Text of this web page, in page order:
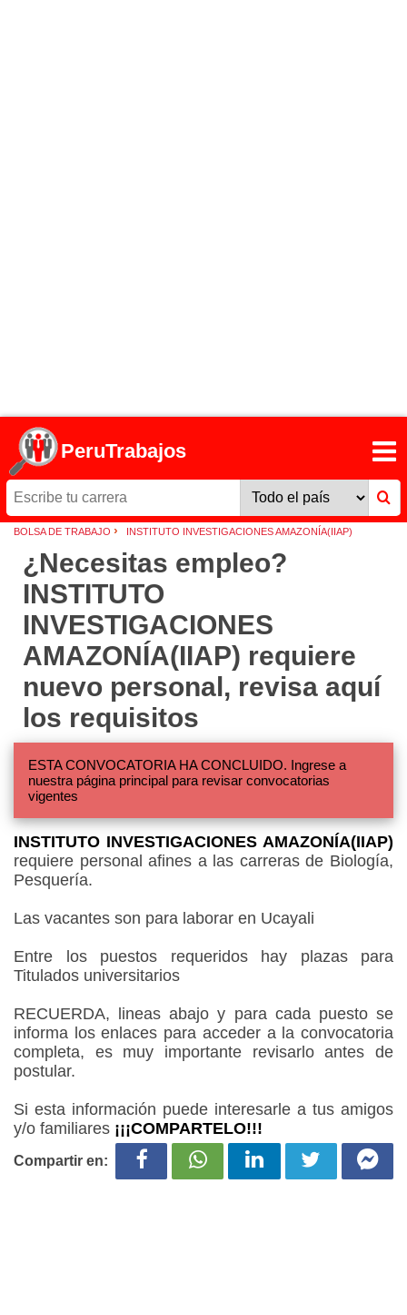
PeruTrabajos
BOLSA DE TRABAJO › INSTITUTO INVESTIGACIONES AMAZONÍA(IIAP)
¿Necesitas empleo?
INSTITUTO
INVESTIGACIONES
AMAZONÍA(IIAP) requiere
nuevo personal, revisa aquí
los requisitos
ESTA CONVOCATORIA HA CONCLUIDO. Ingrese a
nuestra página principal para revisar convocatorias
vigentes
INSTITUTO INVESTIGACIONES AMAZONÍA(IIAP)
requiere personal afines a las carreras de Biología,
Pesquería.
Las vacantes son para laborar en Ucayali
Entre los puestos requeridos hay plazas para
Titulados universitarios
RECUERDA, lineas abajo y para cada puesto se
informa los enlaces para acceder a la convocatoria
completa, es muy importante revisarlo antes de
postular.
Si esta información puede interesarle a tus amigos
y/o familiares ¡¡¡COMPARTELO!!!
Compartir en: